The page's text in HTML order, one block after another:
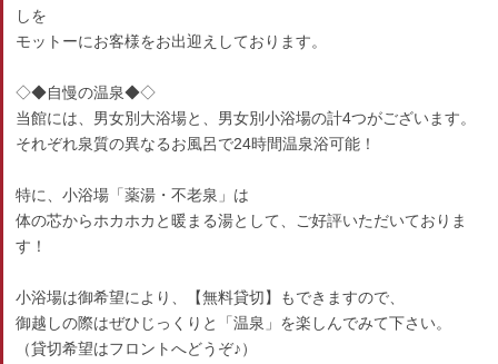
しを
モットーにお客様をお出迎えしております。
◇◆自慢の温泉◆◇
当館には、男女別大浴場と、男女別小浴場の計4つがございます。
それぞれ泉質の異なるお風呂で24時間温泉浴可能！
特に、小浴場「薬湯・不老泉」は
体の芯からホカホカと暖まる湯として、ご好評いただいておりま
す！
小浴場は御希望により、【無料貸切】もできますので、
御越しの際はぜひじっくりと「温泉」を楽しんでみて下さい。
（貸切希望はフロントへどうぞ♪）